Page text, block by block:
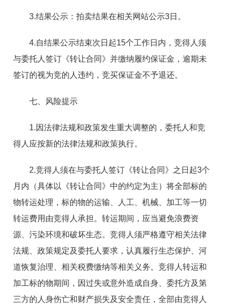
3.结果公示：拍卖结果在相关网站公示3日。
4.自结果公示结束次日起15个工作日内，竞得人须
与委托人签订《转让合同》并缴纳履约保证金，逾期未
签订的视为竞的人违约，竞买保证金不予退还。
七、风险提示
1.因法律法规和政策发生重大调整的，委托人和竞
得人应按新的法律法规和政策执行。
2.竞得人须在与委托人签订《转让合同》之日起3个
月内（具体以《转让合同》中的约定为主）将全部标的
物转运处理，标的物的运输、人工、机械、加工等一切
转运费用由竞得人承担。转运期间，应当避免浪费资
源、污染环境和破坏生态。竞得人须严格遵守相关法律
法规、政策规定及委托人要求，认真履行生态保护、河
道恢复治理、相关税费缴纳等相关义务。竞得人转运和
加工标的物期间，因过失或意外造成自身、委托方及第
三方的人身伤亡和财产损失及安全责任，全部由竞得人